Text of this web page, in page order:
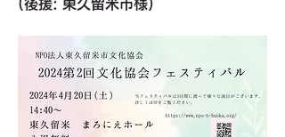
(後援: 東久留米市様)